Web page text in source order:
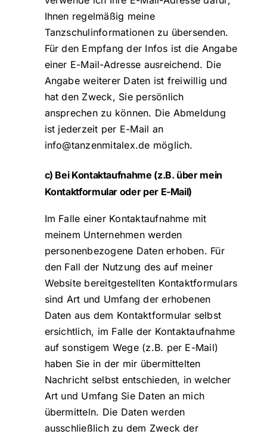
Ihnen regelmäßig meine
Tanzschulinformationen zu übersenden.
Für den Empfang der Infos ist die Angabe
einer E-Mail-Adresse ausreichend. Die
Angabe weiterer Daten ist freiwillig und
hat den Zweck, Sie persönlich
ansprechen zu können. Die Abmeldung
ist jederzeit per E-Mail an
info@tanzenmitalex.de möglich.
c) Bei Kontaktaufnahme (z.B. über mein
Kontaktformular oder per E-Mail)
Im Falle einer Kontaktaufnahme mit
meinem Unternehmen werden
personenbezogene Daten erhoben. Für
den Fall der Nutzung des auf meiner
Website bereitgestellten Kontaktformulars
sind Art und Umfang der erhobenen
Daten aus dem Kontaktformular selbst
ersichtlich, im Falle der Kontaktaufnahme
auf sonstigem Wege (z.B. per E-Mail)
haben Sie in der mir übermittelten
Nachricht selbst entschieden, in welcher
Art und Umfang Sie Daten an mich
übermitteln. Die Daten werden
ausschließlich zu dem Zweck der